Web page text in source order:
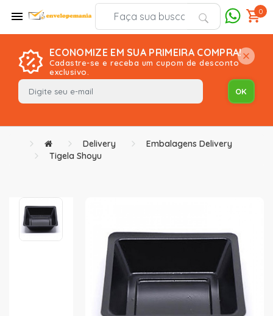
0
ECONOMIZE EM SUA PRIMEIRA COMPRA!
Cadastre-se e receba um cupom de desconto
exclusivo.
Delivery
Embalagens Delivery
Tigela Shoyu